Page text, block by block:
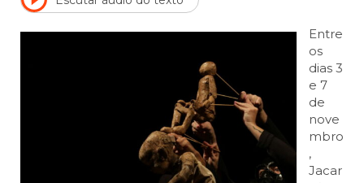
Entre
os
dias 3
e 7
de
nove
mbro
,
Jacar